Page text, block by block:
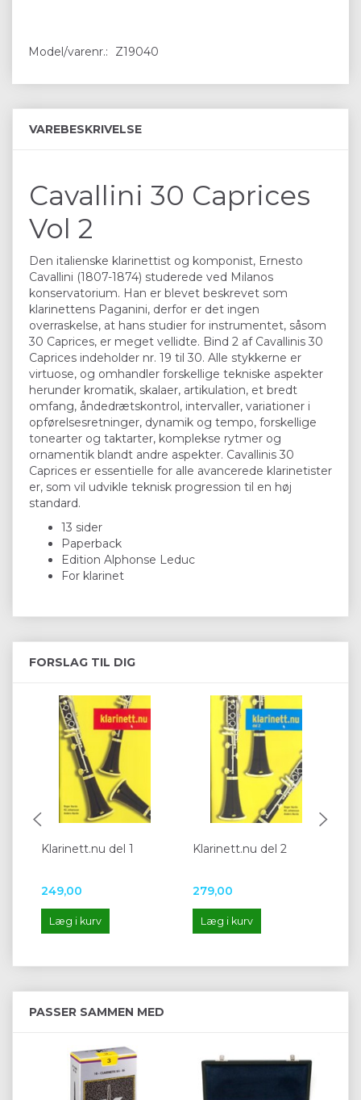
Model/varenr.: Z19040
VAREBESKRIVELSE
Cavallini 30 Caprices
Vol 2
Den italienske klarinettist og komponist, Ernesto
Cavallini (1807-1874) studerede ved Milanos
konservatorium. Han er blevet beskrevet som
klarinettens Paganini, derfor er det ingen
overraskelse, at hans studier for instrumentet, såsom
30 Caprices, er meget vellidte. Bind 2 af Cavallinis 30
Caprices indeholder nr. 19 til 30. Alle stykkerne er
virtuose, og omhandler forskellige tekniske aspekter
herunder kromatik, skalaer, artikulation, et bredt
omfang, åndedrætskontrol, intervaller, variationer i
opførelsesretninger, dynamik og tempo, forskellige
tonearter og taktarter, komplekse rytmer og
ornamentik blandt andre aspekter. Cavallinis 30
Caprices er essentielle for alle avancerede klarinetister
er, som vil udvikle teknisk progression til en høj
standard.
13 sider
Paperback
Edition Alphonse Leduc
For klarinet
FORSLAG TIL DIG
Klarinett.nu del 1
249,00
Læg i kurv
Klarinett.nu del 2
279,00
Læg i kurv
PASSER SAMMEN MED